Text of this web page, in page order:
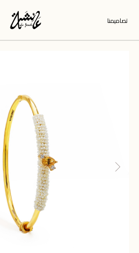
تصاميمنا